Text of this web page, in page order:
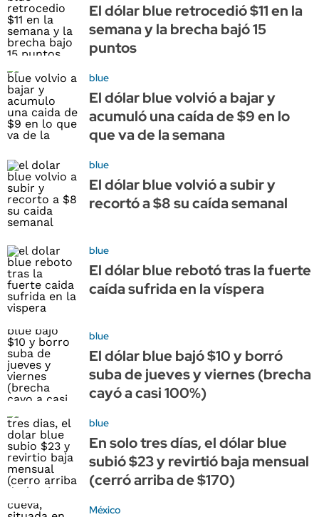
El dólar blue retrocedió $11 en la
semana y la brecha bajó 15
puntos
blue
El dólar blue volvió a bajar y
acumuló una caída de $9 en lo
que va de la semana
blue
El dólar blue volvió a subir y
recortó a $8 su caída semanal
blue
El dólar blue rebotó tras la fuerte
caída sufrida en la víspera
blue
El dólar blue bajó $10 y borró
suba de jueves y viernes (brecha
cayó a casi 100%)
blue
En solo tres días, el dólar blue
subió $23 y revirtió baja mensual
(cerró arriba de $170)
México